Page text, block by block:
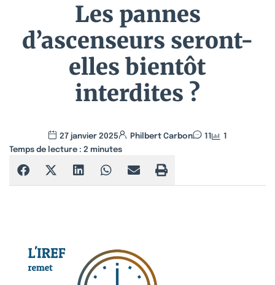
Les pannes
d’ascenseurs seront-
elles bientôt
interdites ?
27 janvier 2025 Philbert Carbon 11
1
Temps de lecture : 2 minutes